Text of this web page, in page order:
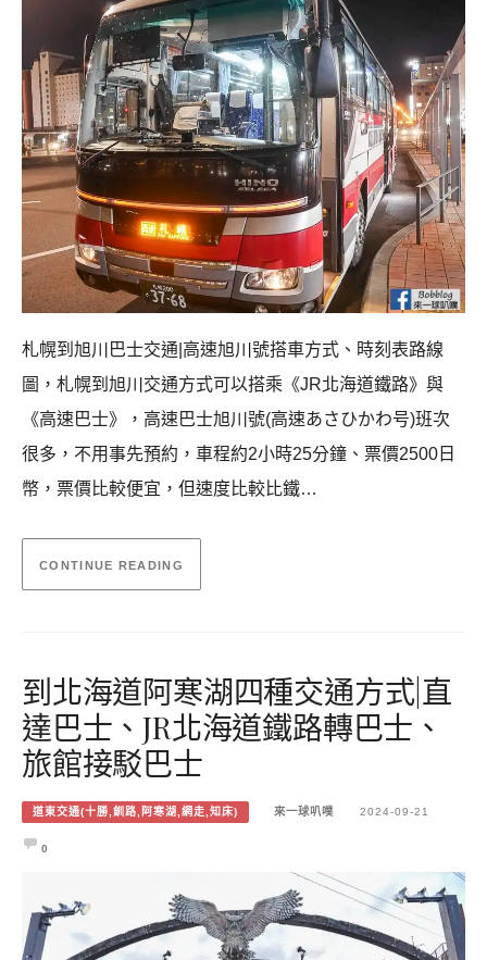
札幌到旭川巴士交通|高速旭川號搭車方式、時刻表路線
圖，札幌到旭川交通方式可以搭乘《JR北海道鐵路》與
《高速巴士》，高速巴士旭川號(高速あさひかわ号)班次
很多，不用事先預約，車程約2小時25分鐘、票價2500日
幣，票價比較便宜，但速度比較比鐵…
CONTINUE READING
到北海道阿寒湖四種交通方式|直
達巴士、JR北海道鐵路轉巴士、
旅館接駁巴士
道東交通(十勝,釧路,阿寒湖,網走,知床) 來一球叭噗 2024-09-21
0